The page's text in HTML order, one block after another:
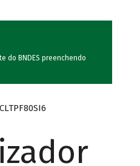
do BNDES preenchendo